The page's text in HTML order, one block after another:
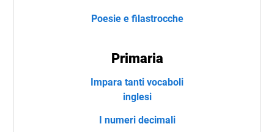
Poesie e filastrocche
Primaria
Impara tanti vocaboli
inglesi
I numeri decimali